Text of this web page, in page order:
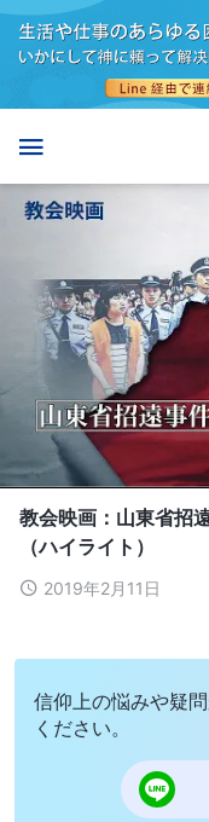
教会映画：山東省招
（ハイライト）
2019年2月11日
信仰上の悩みや疑
ください。